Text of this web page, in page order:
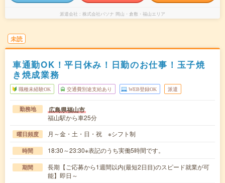
派遣会社 株式会社パソナ 岡山・倉敷・福山エリア
未読
車通勤OK！平日休み！日勤のお仕事！玉子焼
き焼成業務
職種未経験OK 交通費別途支給あり WEB登録OK 派遣
勤務地 広島県福山市
福山駅から車25分
曜日頻度 月～金・土・日・祝 ※シフト制
時間 18:30～23:30※表記のうち実働5時間です。
期間
長期【ご応募から1週間以内(最短2日目)のスピード就業が可
能】即日～